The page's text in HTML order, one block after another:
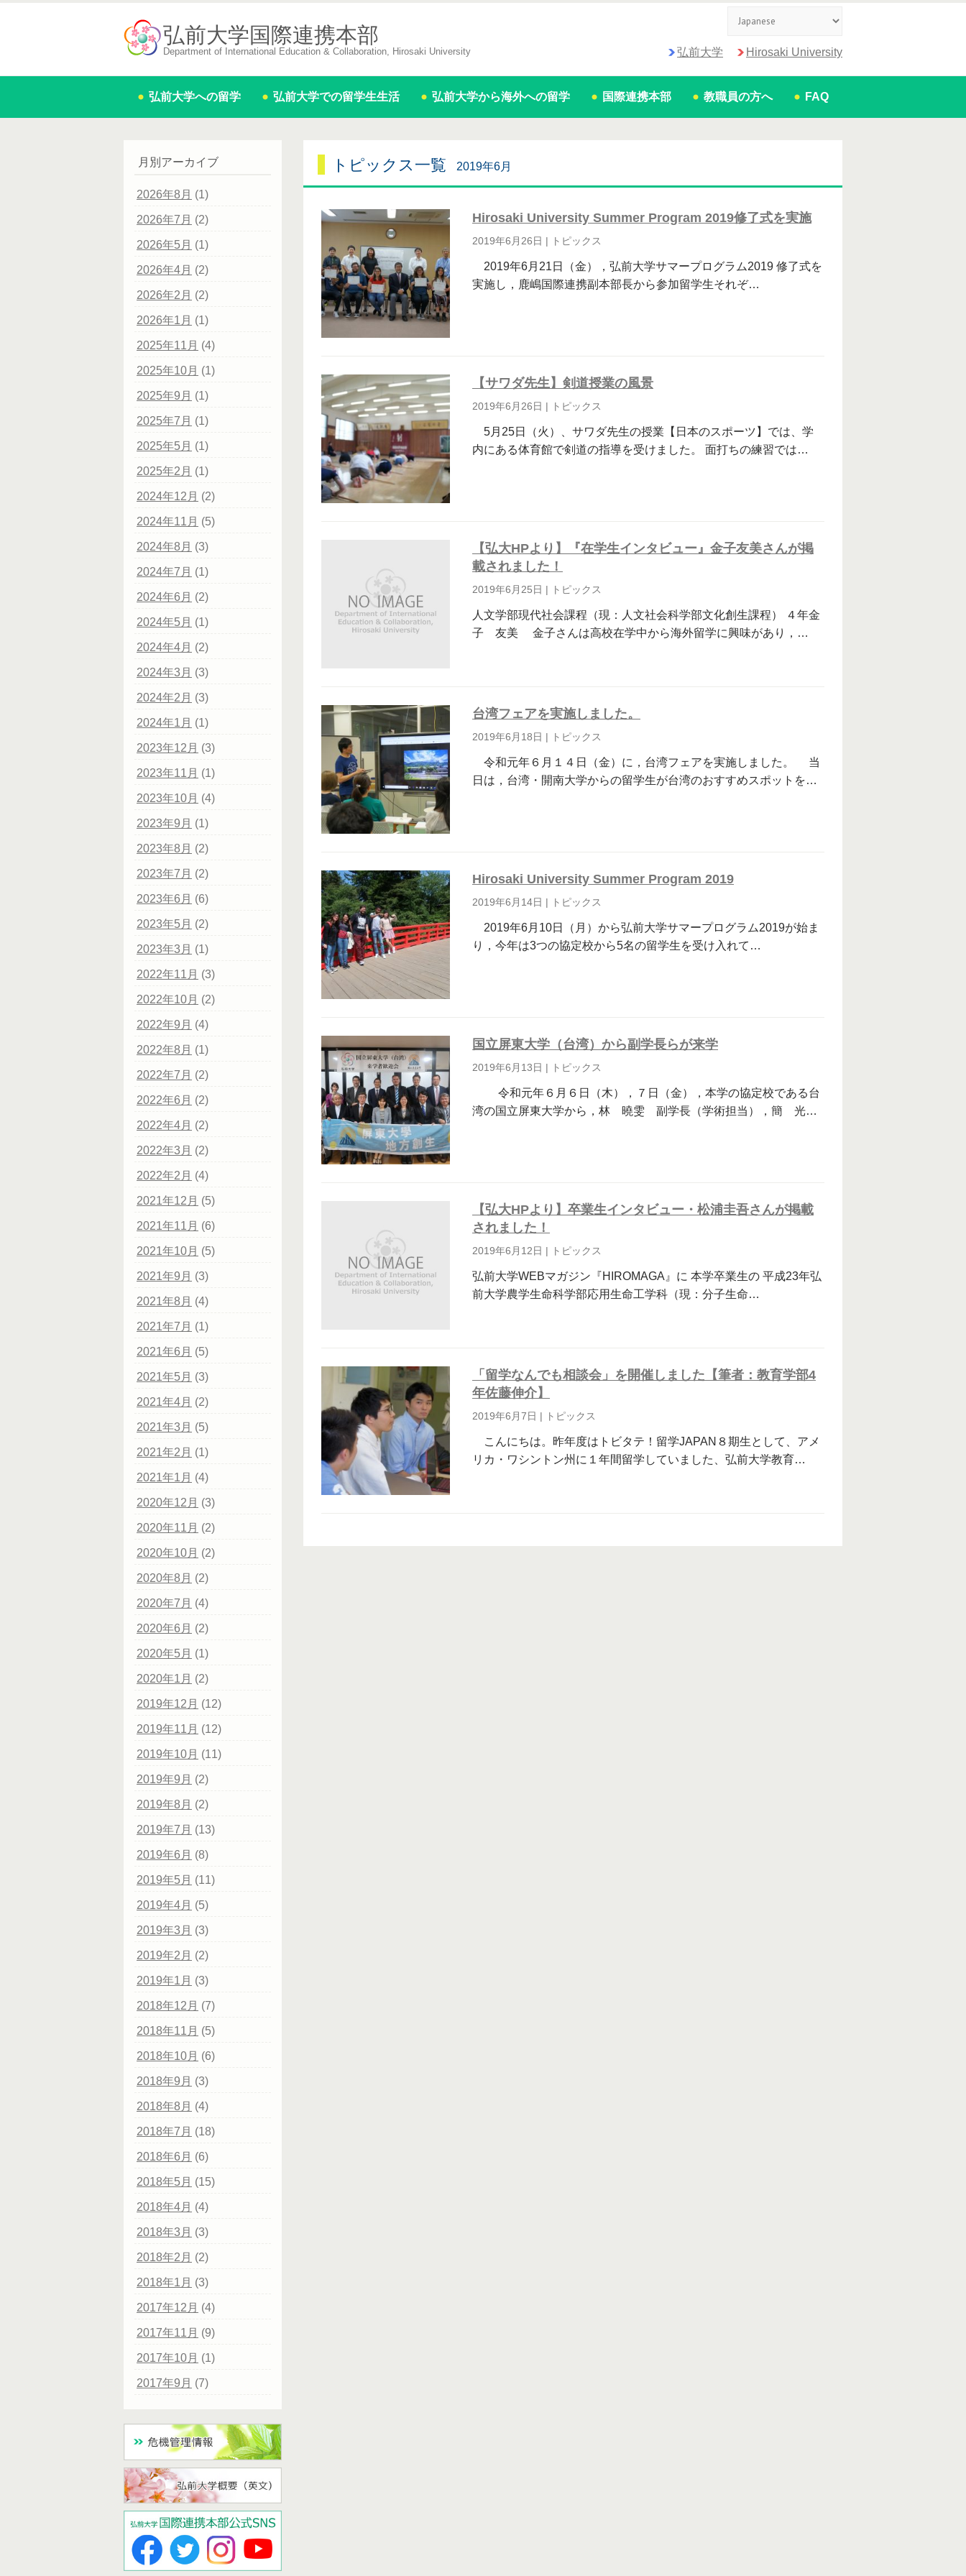
弘前大学 Hirosaki University
弘前大学国際連携本部
Department of International Education & Collaboration, Hirosaki University
弘前大学への留学 弘前大学での留学生生活 弘前大学から海外への留学 国際連携本部 教職員の方へ FAQ
トピックス一覧 2019年6月
Hirosaki University Summer Program 2019修了式を実施
2019年6月26日 | トピックス
2019年6月21日（金），弘前大学サマープログラム2019 修了式を
実施し，鹿嶋国際連携副本部長から参加留学生それぞ…
【サワダ先生】剣道授業の風景
2019年6月26日 | トピックス
5月25日（火）、サワダ先生の授業【日本のスポーツ】では、学
内にある体育館で剣道の指導を受けました。 面打ちの練習では…
【弘大HPより】『在学生インタビュー』金子友美さんが掲
載されました！
2019年6月25日 | トピックス
人文学部現代社会課程（現：人文社会科学部文化創生課程） ４年金
子 友美 金子さんは高校在学中から海外留学に興味があり，…
台湾フェアを実施しました。
2019年6月18日 | トピックス
令和元年６月１４日（金）に，台湾フェアを実施しました。 当
日は，台湾・開南大学からの留学生が台湾のおすすめスポットを…
Hirosaki University Summer Program 2019
2019年6月14日 | トピックス
2019年6月10日（月）から弘前大学サマープログラム2019が始ま
り，今年は3つの協定校から5名の留学生を受け入れて…
国立屏東大学（台湾）から副学長らが来学
2019年6月13日 | トピックス
令和元年６月６日（木），７日（金），本学の協定校である台
湾の国立屏東大学から，林 曉雯 副学長（学術担当），簡 光…
【弘大HPより】卒業生インタビュー・松浦圭吾さんが掲載
されました！
2019年6月12日 | トピックス
弘前大学WEBマガジン『HIROMAGA』に 本学卒業生の 平成23年弘
前大学農学生命科学部応用生命工学科（現：分子生命…
「留学なんでも相談会」を開催しました【筆者：教育学部4
年佐藤伸介】
2019年6月7日 | トピックス
こんにちは。昨年度はトビタテ！留学JAPAN８期生として、アメ
リカ・ワシントン州に１年間留学していました、弘前大学教育…
月別アーカイブ
2026年8月 (1)
2026年7月 (2)
2026年5月 (1)
2026年4月 (2)
2026年2月 (2)
2026年1月 (1)
2025年11月 (4)
2025年10月 (1)
2025年9月 (1)
2025年7月 (1)
2025年5月 (1)
2025年2月 (1)
2024年12月 (2)
2024年11月 (5)
2024年8月 (3)
2024年7月 (1)
2024年6月 (2)
2024年5月 (1)
2024年4月 (2)
2024年3月 (3)
2024年2月 (3)
2024年1月 (1)
2023年12月 (3)
2023年11月 (1)
2023年10月 (4)
2023年9月 (1)
2023年8月 (2)
2023年7月 (2)
2023年6月 (6)
2023年5月 (2)
2023年3月 (1)
2022年11月 (3)
2022年10月 (2)
2022年9月 (4)
2022年8月 (1)
2022年7月 (2)
2022年6月 (2)
2022年4月 (2)
2022年3月 (2)
2022年2月 (4)
2021年12月 (5)
2021年11月 (6)
2021年10月 (5)
2021年9月 (3)
2021年8月 (4)
2021年7月 (1)
2021年6月 (5)
2021年5月 (3)
2021年4月 (2)
2021年3月 (5)
2021年2月 (1)
2021年1月 (4)
2020年12月 (3)
2020年11月 (2)
2020年10月 (2)
2020年8月 (2)
2020年7月 (4)
2020年6月 (2)
2020年5月 (1)
2020年1月 (2)
2019年12月 (12)
2019年11月 (12)
2019年10月 (11)
2019年9月 (2)
2019年8月 (2)
2019年7月 (13)
2019年6月 (8)
2019年5月 (11)
2019年4月 (5)
2019年3月 (3)
2019年2月 (2)
2019年1月 (3)
2018年12月 (7)
2018年11月 (5)
2018年10月 (6)
2018年9月 (3)
2018年8月 (4)
2018年7月 (18)
2018年6月 (6)
2018年5月 (15)
2018年4月 (4)
2018年3月 (3)
2018年2月 (2)
2018年1月 (3)
2017年12月 (4)
2017年11月 (9)
2017年10月 (1)
2017年9月 (7)